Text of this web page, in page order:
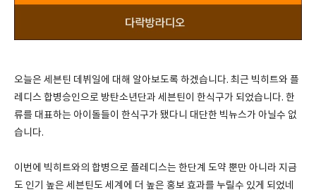
오늘은 세븐틴 데뷔일에 대해 알아보도록 하겠습니다. 최근 빅히트와 플
레디스 합병승인으로 방탄소년단과 세븐틴이 한식구가 되었습니다. 한
류를 대표하는 아이돌들이 한식구가 됐다니 대단한 빅뉴스가 아닐수 없
습니다.
이번에 빅히트와의 합병으로 플레디스는 한단계 도약 뿐만 아니라 지금
도 인기 높은 세븐틴도 세계에 더 높은 홍보 효과를 누릴수 있게 되었네